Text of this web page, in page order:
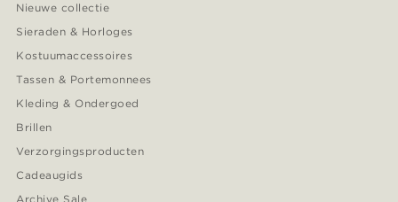
Nieuwe collectie
Sieraden & Horloges
Kostuumaccessoires
Tassen & Portemonnees
Kleding & Ondergoed
Brillen
Verzorgingsproducten
Cadeaugids
Archive Sale